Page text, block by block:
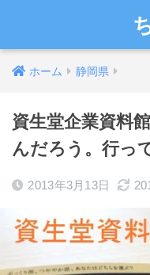
ホーム 静岡県
資生堂企業資料
んだろう。行っ
2013年3月13日